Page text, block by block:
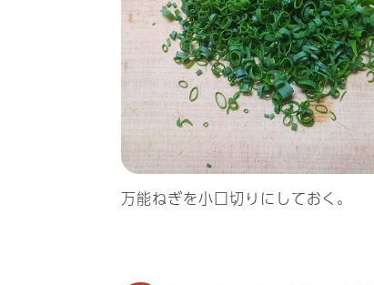
万能ねぎを小口切りにしておく。